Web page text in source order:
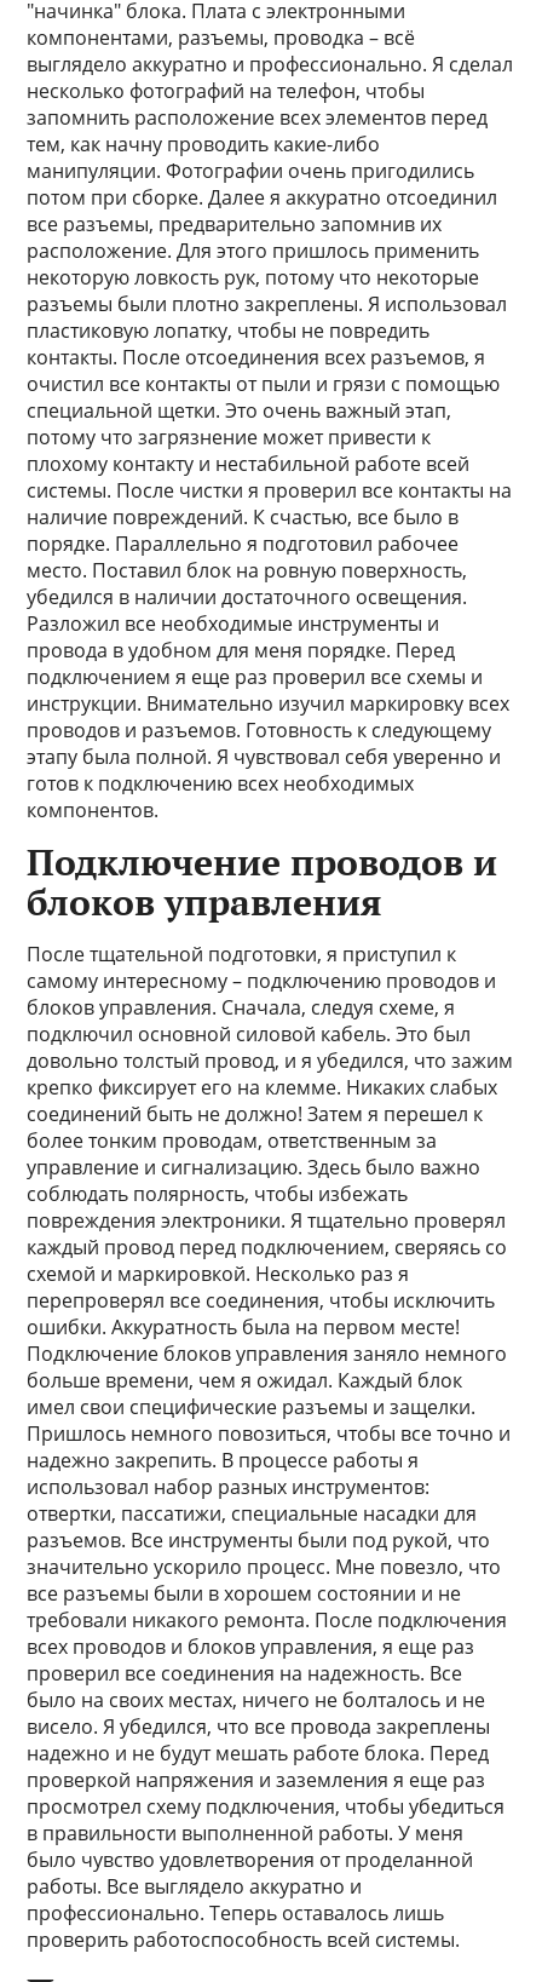
"начинка" блока. Плата с электронными
компонентами, разъемы, проводка – всё
выглядело аккуратно и профессионально. Я сделал
несколько фотографий на телефон, чтобы
запомнить расположение всех элементов перед
тем, как начну проводить какие-либо
манипуляции. Фотографии очень пригодились
потом при сборке. Далее я аккуратно отсоединил
все разъемы, предварительно запомнив их
расположение. Для этого пришлось применить
некоторую ловкость рук, потому что некоторые
разъемы были плотно закреплены. Я использовал
пластиковую лопатку, чтобы не повредить
контакты. После отсоединения всех разъемов, я
очистил все контакты от пыли и грязи с помощью
специальной щетки. Это очень важный этап,
потому что загрязнение может привести к
плохому контакту и нестабильной работе всей
системы. После чистки я проверил все контакты на
наличие повреждений. К счастью, все было в
порядке. Параллельно я подготовил рабочее
место. Поставил блок на ровную поверхность,
убедился в наличии достаточного освещения.
Разложил все необходимые инструменты и
провода в удобном для меня порядке. Перед
подключением я еще раз проверил все схемы и
инструкции. Внимательно изучил маркировку всех
проводов и разъемов. Готовность к следующему
этапу была полной. Я чувствовал себя уверенно и
готов к подключению всех необходимых
компонентов.
Подключение проводов и
блоков управления
После тщательной подготовки, я приступил к
самому интересному – подключению проводов и
блоков управления. Сначала, следуя схеме, я
подключил основной силовой кабель. Это был
довольно толстый провод, и я убедился, что зажим
крепко фиксирует его на клемме. Никаких слабых
соединений быть не должно! Затем я перешел к
более тонким проводам, ответственным за
управление и сигнализацию. Здесь было важно
соблюдать полярность, чтобы избежать
повреждения электроники. Я тщательно проверял
каждый провод перед подключением, сверяясь со
схемой и маркировкой. Несколько раз я
перепроверял все соединения, чтобы исключить
ошибки. Аккуратность была на первом месте!
Подключение блоков управления заняло немного
больше времени, чем я ожидал. Каждый блок
имел свои специфические разъемы и защелки.
Пришлось немного повозиться, чтобы все точно и
надежно закрепить. В процессе работы я
использовал набор разных инструментов:
отвертки, пассатижи, специальные насадки для
разъемов. Все инструменты были под рукой, что
значительно ускорило процесс. Мне повезло, что
все разъемы были в хорошем состоянии и не
требовали никакого ремонта. После подключения
всех проводов и блоков управления, я еще раз
проверил все соединения на надежность. Все
было на своих местах, ничего не болталось и не
висело. Я убедился, что все провода закреплены
надежно и не будут мешать работе блока. Перед
проверкой напряжения и заземления я еще раз
просмотрел схему подключения, чтобы убедиться
в правильности выполненной работы. У меня
было чувство удовлетворения от проделанной
работы. Все выглядело аккуратно и
профессионально. Теперь оставалось лишь
проверить работоспособность всей системы.